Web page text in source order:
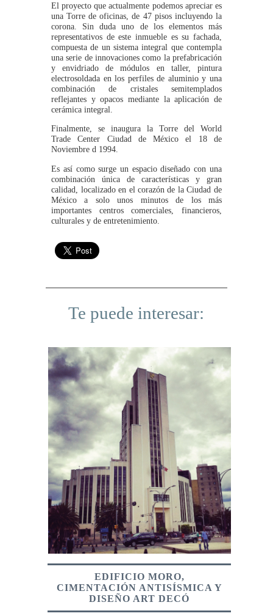
El proyecto que actualmente podemos apreciar es
una Torre de oficinas, de 47 pisos incluyendo la
corona. Sin duda uno de los elementos más
representativos de este inmueble es su fachada,
compuesta de un sistema integral que contempla
una serie de innovaciones como la prefabricación
y envidriado de módulos en taller, pintura
electrosoldada en los perfiles de aluminio y una
combinación de cristales semitemplados
reflejantes y opacos mediante la aplicación de
cerámica integral.
Finalmente, se inaugura la Torre del World
Trade Center Ciudad de México el 18 de
Noviembre d 1994.
Es así como surge un espacio diseñado con una
combinación única de características y gran
calidad, localizado en el corazón de la Ciudad de
México a solo unos minutos de los más
importantes centros comerciales, financieros,
culturales y de entretenimiento.
Te puede interesar:
EDIFICIO MORO,
CIMENTACIÓN ANTISÍSMICA Y
DISEÑO ART DECÓ